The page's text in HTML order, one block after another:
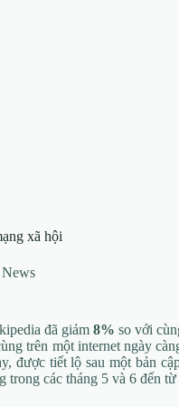
xã hội
News
đã giảm8% so với
trên một internet ngày
được tiết lộ sau một bản
các tháng 5 và 6 đến